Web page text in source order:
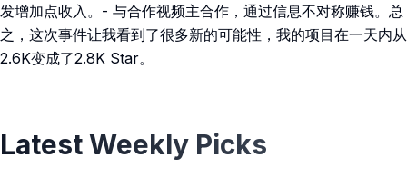
发增加点收入。- 与合作视频主合作，通过信息不对称赚钱。总
之，这次事件让我看到了很多新的可能性，我的项目在一天内从
2.6K变成了2.8K Star。
Latest Weekly Picks